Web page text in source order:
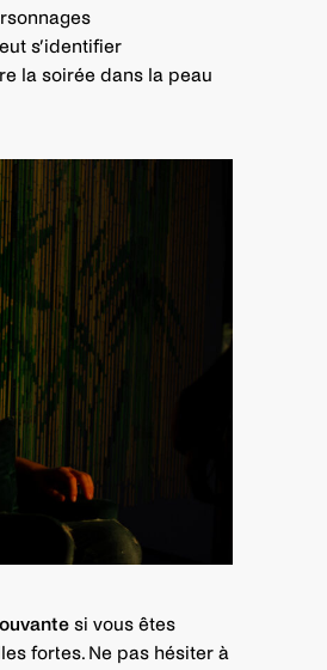
s’identifier
la soirée dans la peau
si vous êtes
fortes. Ne pas hésiter à